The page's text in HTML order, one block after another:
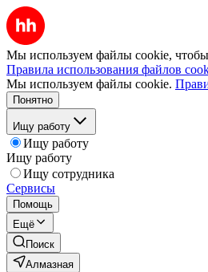
Мы используем файлы cookie, чтобы
Правила использования файлов
Мы используем файлы cookie.
Понятно
Ищу работу
Ищу работу
Ищу работу
Ищу сотрудника
Сервисы
Помощь
Ещё
Поиск
Алмазная